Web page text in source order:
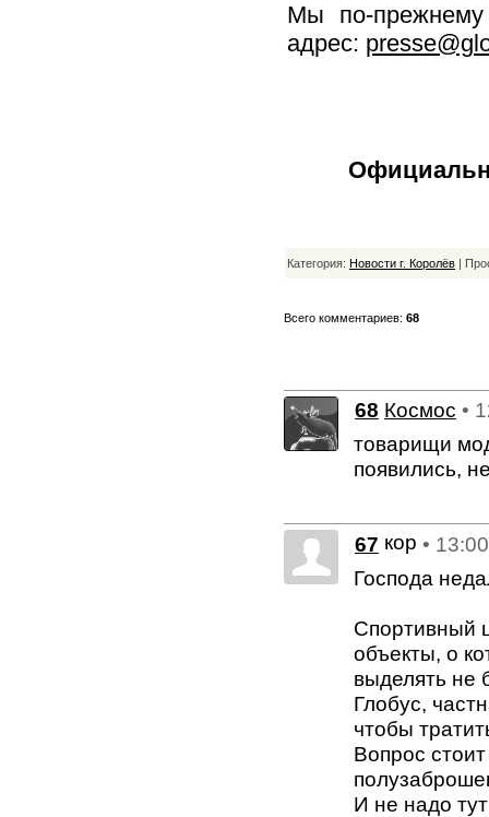
Мы по-
адрес:
Категория: Новости г. Королёв |
Всего комментариев: 68
68 Космос •
товарищи
появились,
67 кор •
Господа
Спортивный
объекты, о
выделять не
Глобус,
чтобы
Вопрос
И не надо